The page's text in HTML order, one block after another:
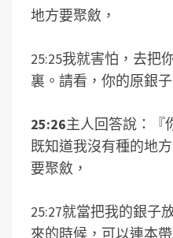
地方要聚斂，
25:25我就害怕，去把
裏。請看，你的原銀子
25:26主人回答說：『
既知道我沒有種的地
要聚斂，
25:27就當把我的銀子
來的時候，可以連本